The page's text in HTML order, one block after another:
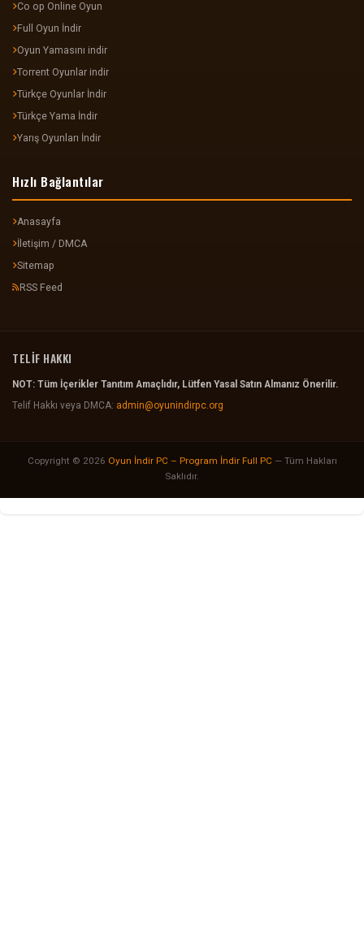
Co op Online Oyun
Full Oyun İndir
Oyun Yamasını indir
Torrent Oyunlar indir
Türkçe Oyunlar İndir
Türkçe Yama İndir
Yarış Oyunları İndir
Hızlı Bağlantılar
Anasayfa
İletişim / DMCA
Sitemap
RSS Feed
TELİF HAKKI
NOT: Tüm İçerikler Tanıtım Amaçlıdır, Lütfen Yasal Satın Almanız Önerilir.
Telif Hakkı veya DMCA: admin@oyunindirpc.org
Copyright © 2026 Oyun İndir PC – Program İndir Full PC — Tüm Hakları
Saklıdır.